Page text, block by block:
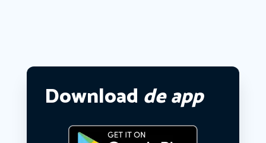
Download de app